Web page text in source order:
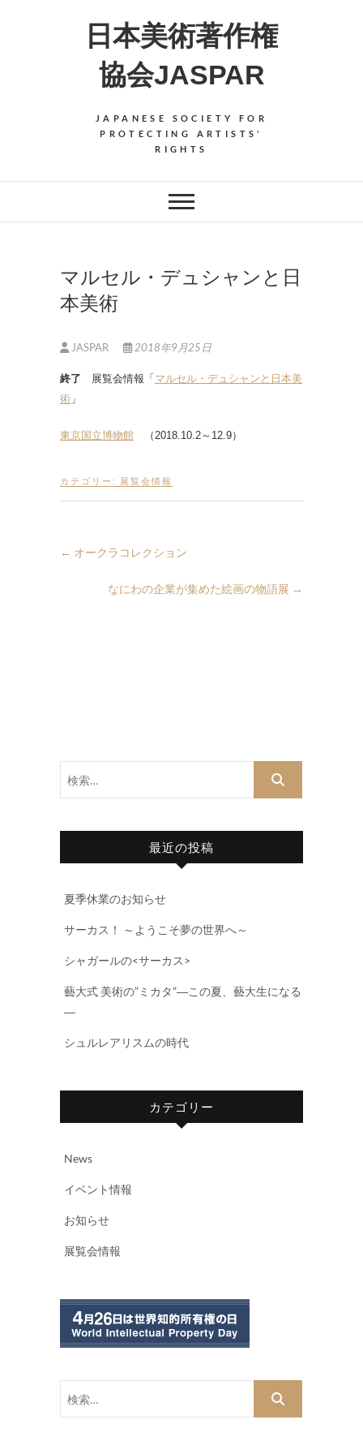
日本美術著作権
協会JASPAR
JAPANESE SOCIETY FOR
PROTECTING ARTISTS'
RIGHTS
マルセル・デュシャンと日
本美術
JASPAR 2018年9月25日
終了 展覧会情報「 マルセル・デュシャンと日本美
術 」
東京国立博物館 （2018.10.2～12.9）
カテゴリー: 展覧会情報
← オークラコレクション
なにわの企業が集めた絵画の物語展 →
最近の投稿
夏季休業のお知らせ
サーカス！ ～ようこそ夢の世界へ～
シャガールの<サーカス>
藝大式 美術の”ミカタ”―この夏、藝大生になる
―
シュルレアリスムの時代
カテゴリー
News
イベント情報
お知らせ
展覧会情報